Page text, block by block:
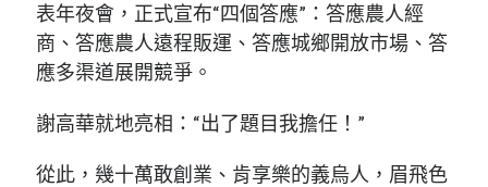
表年夜會，正式宣布“四個答應”：答應農人經
商、答應農人遠程販運、答應城鄉開放市場、答
應多渠道展開競爭。
謝高華就地亮相：“出了題目我擔任！”
從此，幾十萬敢創業、肯享樂的義烏人，眉飛色